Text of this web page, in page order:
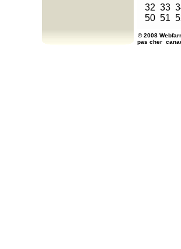
32 33
50 51
© 2008
pas cher